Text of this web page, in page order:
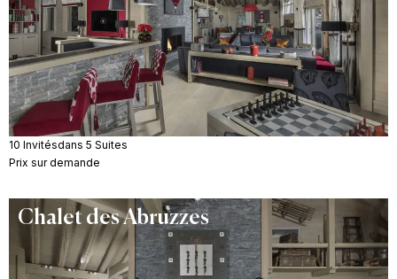
10 Invitésdans 5 Suites
Prix sur demande
Chalet des Abruzzes